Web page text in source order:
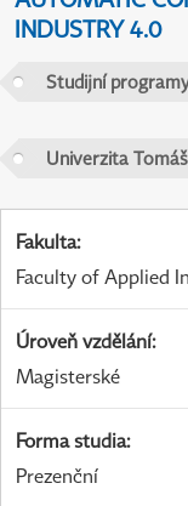
INDUSTRY 4.0
Studijní
Univerzita
Fakulta:
Faculty of Applied
Úroveň vzdělání:
Magisterské
Forma studia:
Prezenční